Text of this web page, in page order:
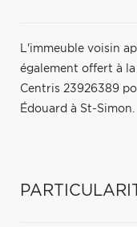
L'immeuble voisin
également offert à
Centris 23926389
Édouard à St-Simon.